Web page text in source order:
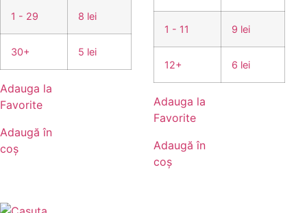
1 - 29 8 lei
30+ 5 lei
Adauga la
Favorite
Adaugă în
coș
1 - 11 9 lei
12+ 6 lei
Adauga la
Favorite
Adaugă în
coș